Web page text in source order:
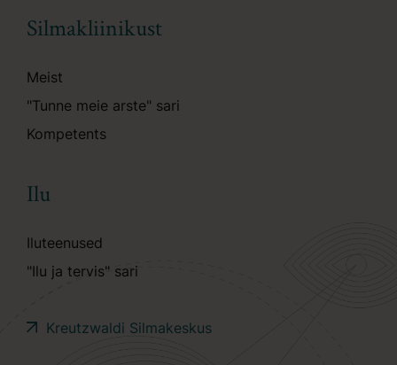
Silmakliinikust
Meist
"Tunne meie arste" sari
Kompetents
Ilu
Iluteenused
"Ilu ja tervis" sari
Kreutzwaldi Silmakeskus